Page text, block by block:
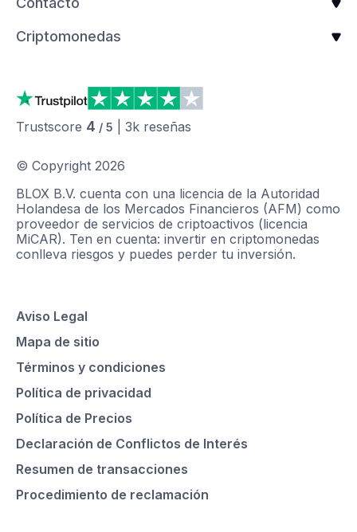
Criptomonedas
Trustscore 4 / 5 3k reseñas
© Copyright 2026
BLOX B.V. cuenta con una licencia de la Autoridad
Holandesa de los Mercados Financieros (AFM) como
proveedor de servicios de criptoactivos (licencia
MiCAR). Ten en cuenta: invertir en criptomonedas
conlleva riesgos y puedes perder tu inversión.
Aviso Legal
Mapa de sitio
Términos y condiciones
Política de privacidad
Política de Precios
Declaración de Conflictos de Interés
Resumen de transacciones
Procedimiento de reclamación